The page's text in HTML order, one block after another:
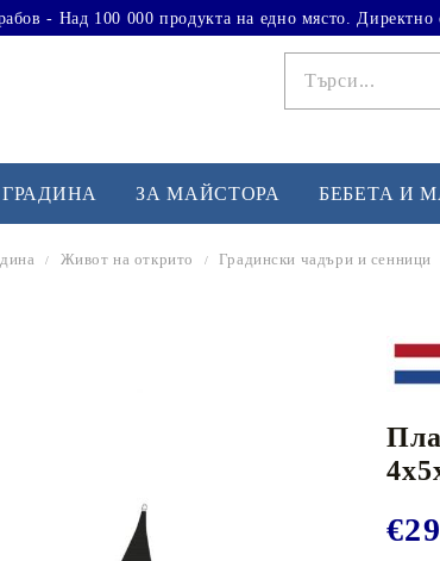
- Над 100 000 продукта на едно място. Директно
Тренажори за баланс
Подложки за фитнес уреди
ЗА МАЙСТОРА БЕБЕТА И
Живот на открито Градински чадъри и сенници
€29